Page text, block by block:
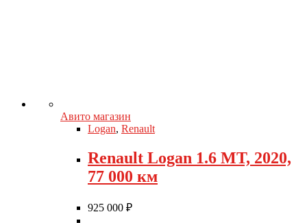
Авито магазин
Logan, Renault
Renault Logan 1.6 MT, 2020,
77 000 км
925 000 ₽